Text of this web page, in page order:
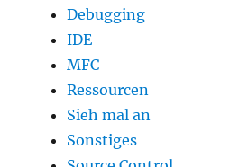
Debugging
IDE
MFC
Ressourcen
Sieh mal an
Sonstiges